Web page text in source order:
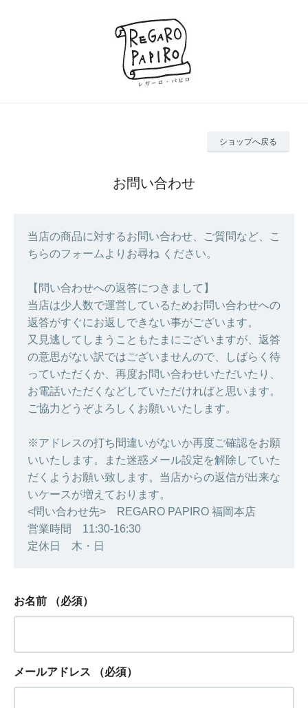
ショップへ戻る
お問い合わせ
当店の商品に対するお問い合わせ、ご質問など、こ
ちらのフォームよりお尋ね ください。
【問い合わせへの返答につきまして】
当店は少人数で運営しているためお問い合わせへの
返答がすぐにお返しできない事がございます。
又見逃してしまうこともたまにございますが、返答
の意思がない訳ではございませんので、しばらく待
っていただくか、再度お問い合わせいただいたり、
お電話いただくなどしていただければと思います。
ご協力どうぞよろしくお願いいたします。
※アドレスの打ち間違いがないか再度ご確認をお願
いいたします。また迷惑メール設定を解除していた
だくようお願い致します。当店からの返信が出来な
いケースが増えております。
<問い合わせ先> REGARO PAPIRO 福岡本店
営業時間 11:30-16:30
定休日 木・日
お名前 （必須）
メールアドレス （必須）